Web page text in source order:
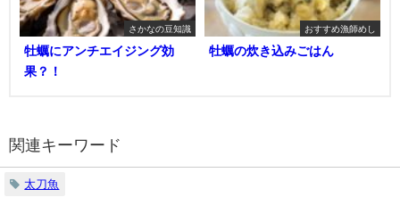
さかなの豆知識
牡蠣にアンチエイジング効
果？！
おすすめ漁師めし
牡蠣の炊き込みごはん
関連キーワード
太刀魚